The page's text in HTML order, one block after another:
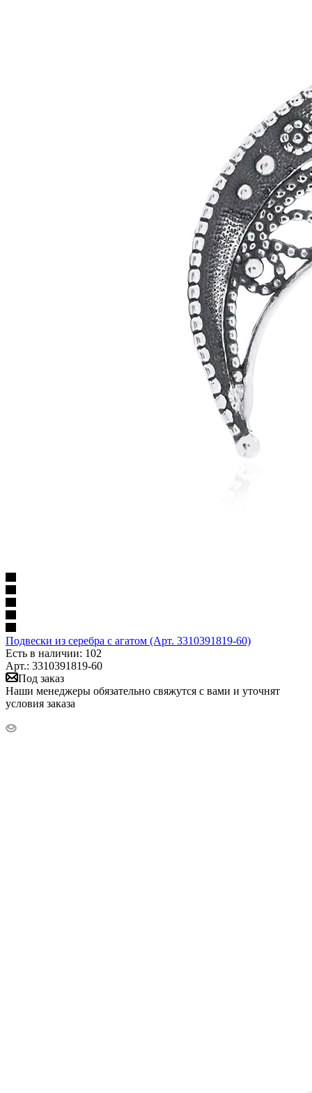
Подвески из серебра с агатом (Арт. 3310391819-60)
Есть в наличии: 102
Арт.: 3310391819-60
Под заказ
Наши менеджеры обязательно свяжутся с вами и уточнят
условия заказа